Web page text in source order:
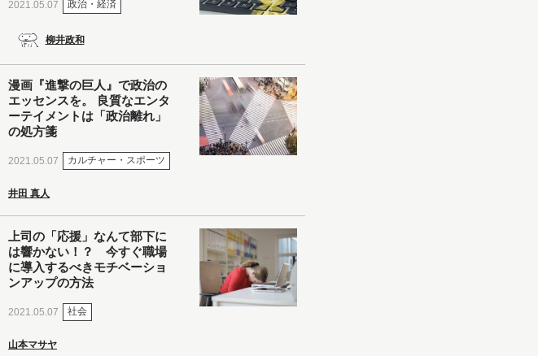
2021.05.07 政治・経済
柳井政和
漫画『進撃の巨人』で政治の
エッセンスを。 良質なエンタ
ーテイメントは「政治離れ」
の処方箋
2021.05.07 カルチャー・スポーツ
井田 真人
上司の「応援」なんて部下に
は響かない！？ 今すぐ職場
に導入するべきモチベーショ
ンアップの方法
2021.05.07 社会
山本マサヤ